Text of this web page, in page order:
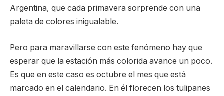
Argentina, que cada primavera sorprende con una
paleta de colores inigualable.
Pero para maravillarse con este fenómeno hay que
esperar que la estación más colorida avance un poco.
Es que en este caso es octubre el mes que está
marcado en el calendario. En él florecen los tulipanes